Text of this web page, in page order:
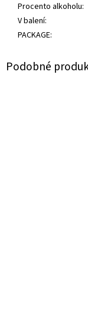
Procento alkoholu:
V balení:
PACKAGE: